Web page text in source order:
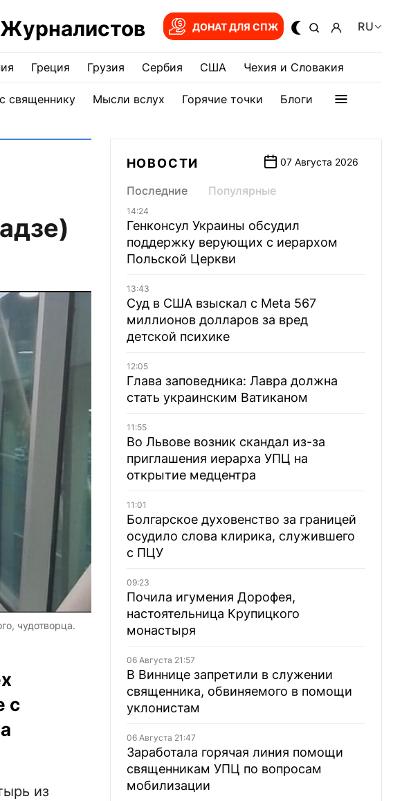
ДОНАТ ДЛЯ СПЖ RU
Греция Грузия Сербия США Чехия и Словакия
священнику Мысли вслух Горячие точки Блоги
чудотворца.
с
из
НОВОСТИ 07 Августа 2026
Последние Популярные
14:24
Генконсул Украины обсудил
поддержку верующих с иерархом
Польской Церкви
13:43
Суд в США взыскал с Meta 567
миллионов долларов за вред
детской психике
12:05
Глава заповедника: Лавра должна
стать украинским Ватиканом
11:55
Во Львове возник скандал из-за
приглашения иерарха УПЦ на
открытие медцентра
11:01
Болгарское духовенство за границей
осудило слова клирика, служившего
с ПЦУ
09:23
Почила игумения Дорофея,
настоятельница Крупицкого
монастыря
06 Августа 21:57
В Виннице запретили в служении
священника, обвиняемого в помощи
уклонистам
06 Августа 21:47
Заработала горячая линия помощи
священникам УПЦ по вопросам
мобилизации